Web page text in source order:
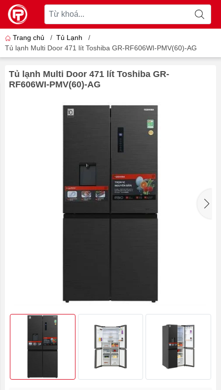
Trang chủ / Tủ Lạnh
/
Tủ lạnh Multi Door 471 lít Toshiba GR-RF606WI-PMV(60)-AG
Tủ lạnh Multi Door 471 lít Toshiba GR-
RF606WI-PMV(60)-AG